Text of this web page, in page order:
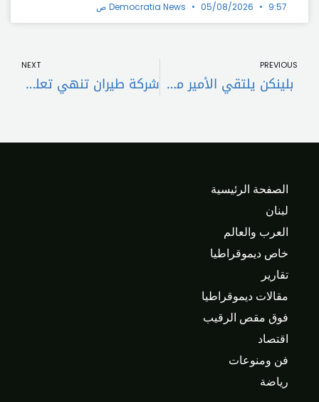
Democratia News 05/08/2026 9:57 ص
PREVIOUS
بلينكن يلتقي الأمير محمد بن سلمان في السعودية
NEXT
شركة طيران تنهي تعليق رحلاتها الى “إسرائيل”..
الصفحة الرئيسية
لبنان
العرب والعالم
خاص ديموقراطيا
تقارير
مقالات ديموقراطيا
فوق مقص الرقيب
اقتصاد
فن ومنوعات
رياضة